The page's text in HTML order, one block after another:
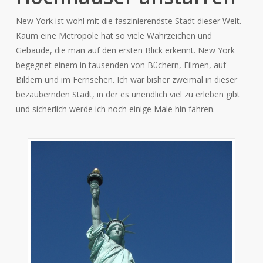
New York ist wohl mit die faszinierendste Stadt dieser Welt.
Kaum eine Metropole hat so viele Wahrzeichen und
Gebäude, die man auf den ersten Blick erkennt. New York
begegnet einem in tausenden von Büchern, Filmen, auf
Bildern und im Fernsehen. Ich war bisher zweimal in dieser
bezaubernden Stadt, in der es unendlich viel zu erleben gibt
und sicherlich werde ich noch einige Male hin fahren.